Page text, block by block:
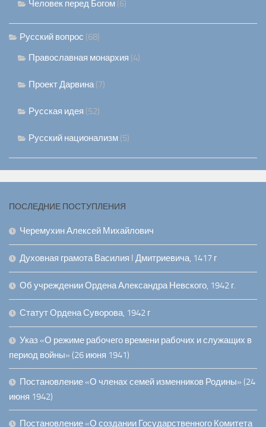
Человек перед Богом (6)
Русский вопрос (68)
Православная монархия (4)
Проект Дарвина(7)
Русская идея (52)
Русский национализм (5)
ПОСЛЕДНИЕ ПОСТУПЛЕНИЯ
Черемухин Алексей Михайлович
Духовная грамота Василия I Дмитриевича, 1417 г
Об учреждении Ордена Александра Невского, 1942 г.
Статут Ордена Суворова, 1942 г
Указ «О режиме рабочего времени рабочих и служащих в
период войны» (26 июня 1941)
Постановление «О членах семей изменников Родины» (24
июня 1942)
Постановление «О создании Государственного Комитета